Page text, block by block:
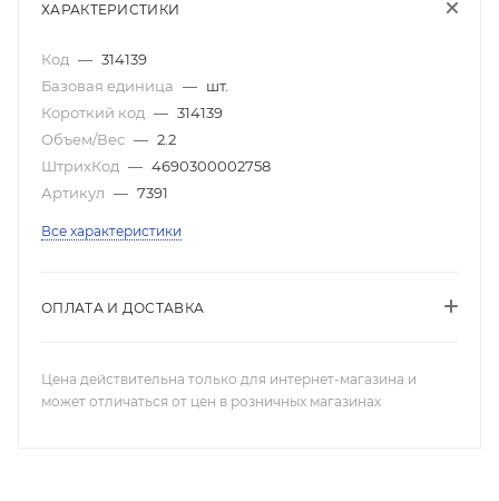
ХАРАКТЕРИСТИКИ
Код — 314139
Базовая единица — шт.
Короткий код — 314139
Объем/Вес — 2.2
ШтрихКод — 4690300002758
Артикул — 7391
Все характеристики
ОПЛАТА И ДОСТАВКА
Цена действительна только для интернет-магазина и
может отличаться от цен в розничных магазинах